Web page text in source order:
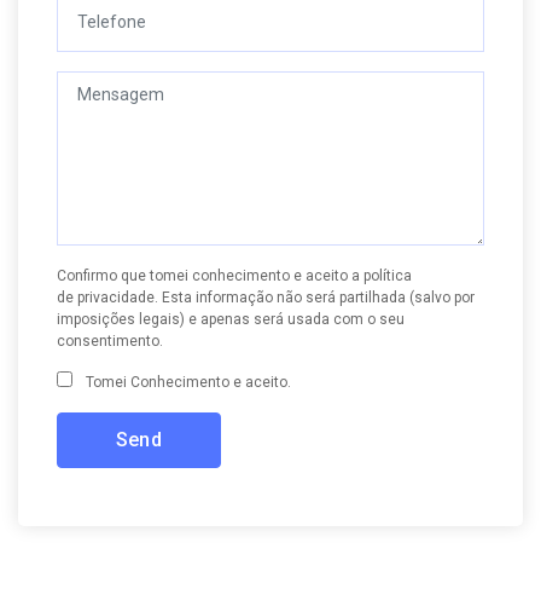
Confirmo que tomei conhecimento e aceito a política
de privacidade . Esta informação não será partilhada (salvo por
imposições legais) e apenas será usada com o seu
consentimento.
Tomei Conhecimento e aceito.